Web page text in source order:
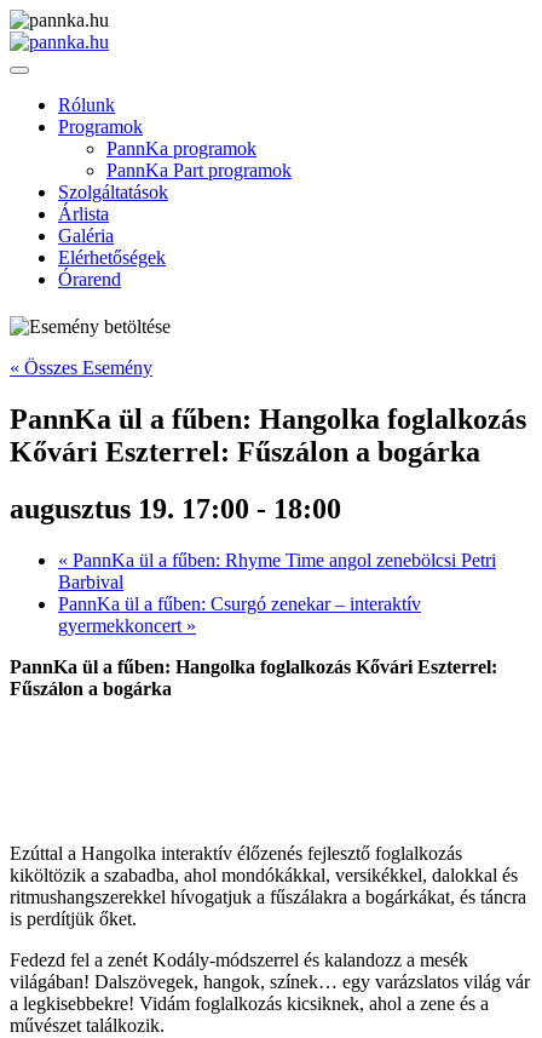
Rólunk
Programok
PannKa programok
PannKa Part programok
Szolgáltatások
Árlista
Galéria
Elérhetőségek
Órarend
« Összes Esemény
PannKa ül a fűben: Hangolka foglalkozás
Kővári Eszterrel: Fűszálon a bogárka
augusztus 19. 17:00 - 18:00
« PannKa ül a fűben: Rhyme Time angol zenebölcsi Petri
Barbival
PannKa ül a fűben: Csurgó zenekar – interaktív
gyermekkoncert »
PannKa ül a fűben: Hangolka foglalkozás Kővári Eszterrel:
Fűszálon a bogárka
Ezúttal a Hangolka interaktív élőzenés fejlesztő foglalkozás
kiköltözik a szabadba, ahol mondókákkal, versikékkel, dalokkal és
ritmushangszerekkel hívogatjuk a fűszálakra a bogárkákat, és táncra
is perdítjük őket.
Fedezd fel a zenét Kodály-módszerrel és kalandozz a mesék
világában! Dalszövegek, hangok, színek… egy varázslatos világ vár
a legkisebbekre! Vidám foglalkozás kicsiknek, ahol a zene és a
művészet találkozik.